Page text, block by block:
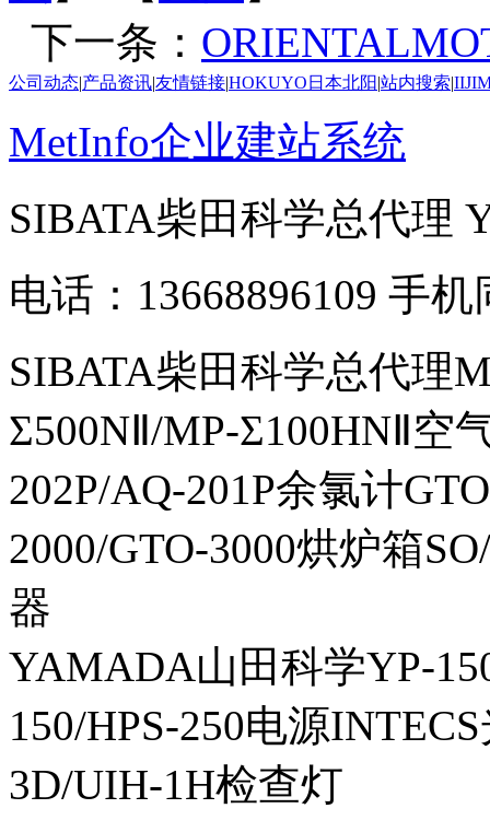
下一条：
公司动态|产品资讯|友情链接|HOKUYO日本北阳|站内搜索|
MetInfo企业建站系统
SIBATA柴田科学总代理
电话：13668896109 手机
SIBATA柴田科学总代理
Σ500NⅡ/MP-Σ100HNⅡ空
202P/AQ-201P余氯计
2000/GTO-3000烘炉箱
器
YAMADA山田科学YP-
150/HPS-250电源
3D/UIH-1H检查灯